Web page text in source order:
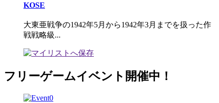
KOSE
大東亜戦争の1942年5月から1942年3月までを扱った作
戦戦略級...
フリーゲームイベント開催中！